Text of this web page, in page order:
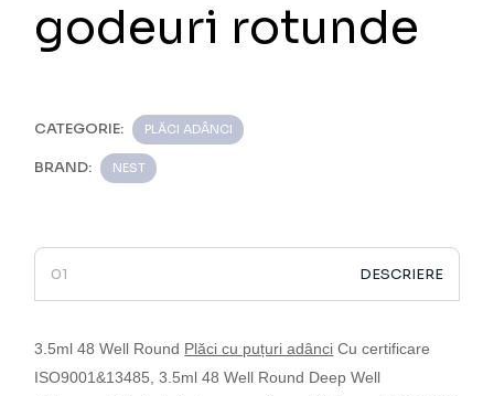
godeuri rotunde
CATEGORIE: PLĂCI ADÂNCI
BRAND: NEST
DESCRIERE
3.5ml 48 Well Round Plăci cu puțuri adânci Cu certificare
ISO9001&13485, 3.5ml 48 Well Round Deep Well